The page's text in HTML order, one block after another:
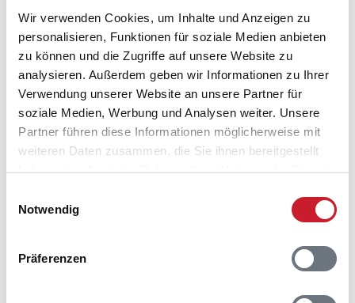
Wir verwenden Cookies, um Inhalte und Anzeigen zu
personalisieren, Funktionen für soziale Medien anbieten
zu können und die Zugriffe auf unsere Website zu
analysieren. Außerdem geben wir Informationen zu Ihrer
Verwendung unserer Website an unsere Partner für
soziale Medien, Werbung und Analysen weiter. Unsere
Partner führen diese Informationen möglicherweise mit
weiteren Daten zusammen, die Sie ihnen bereitgestellt
haben oder die sie im Rahmen Ihrer Nutzung der Dienste
Notwendig
Präferenzen